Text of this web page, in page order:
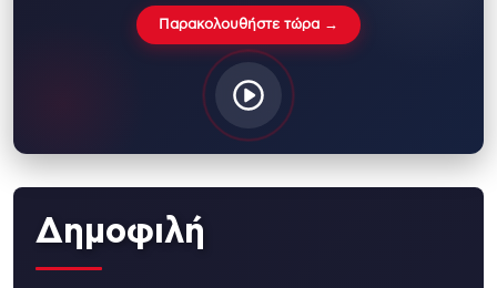
Παρακολουθήστε τώρα →
Δημοφιλή